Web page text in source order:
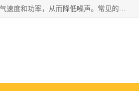
消音器主要用于降低机械设备或枪械等产生的噪声。它通过阻尼或增加排气面积来降低排气速度和功率，从而降低噪声。常见的消音器类型包括阻性消声器、抗性消声器、共振消声器以及阻抗复合式消声器等。这些消音器各有特点，适用于不同频率的噪声消除。